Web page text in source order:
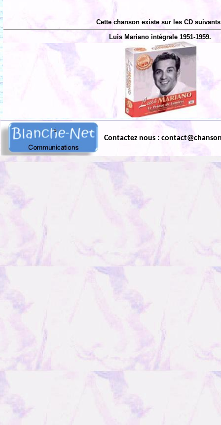
Cette chanson existe sur les CD
Luis Mariano intégrale 1951-1959.
Contactez nous :